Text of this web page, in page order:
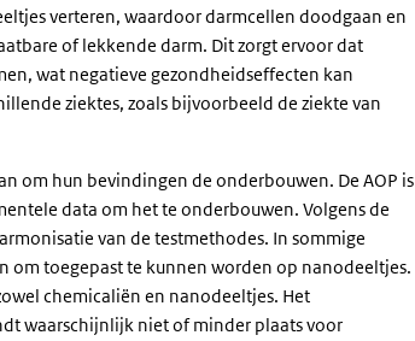
verteren, waardoor darmcellen doodgaan en
of lekkende darm. Dit zorgt ervoor dat
wat negatieve gezondheidseffecten kan
ziektes, zoals bijvoorbeeld de ziekte van
om hun bevindingen de onderbouwen. De AOP is
data om het te onderbouwen. Volgens de
van de testmethodes. In sommige
om toegepast te kunnen worden op nanodeeltjes.
chemicaliën en nanodeeltjes. Het
waarschijnlijk niet of minder plaats voor